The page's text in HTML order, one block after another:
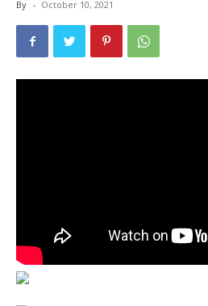
By - October 10, 2021